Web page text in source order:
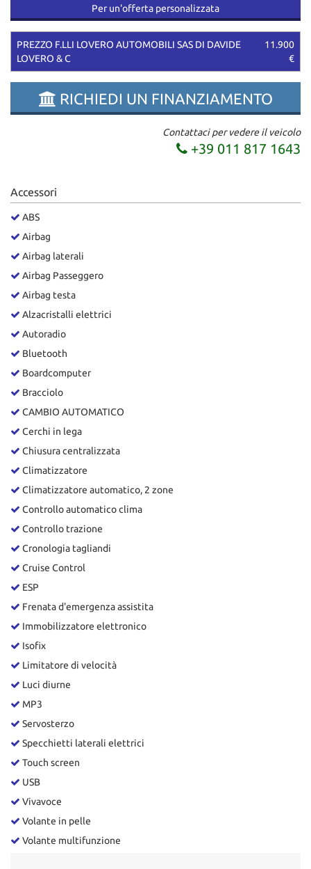
Per un'offerta personalizzata
PREZZO F.LLI LOVERO AUTOMOBILI SAS DI DAVIDE
LOVERO & C
11.900
€
RICHIEDI UN FINANZIAMENTO
Contattaci per vedere il veicolo
+39 011 817 1643
Accessori
ABS
Airbag
Airbag laterali
Airbag Passeggero
Airbag testa
Alzacristalli elettrici
Autoradio
Bluetooth
Boardcomputer
Bracciolo
CAMBIO AUTOMATICO
Cerchi in lega
Chiusura centralizzata
Climatizzatore
Climatizzatore automatico, 2 zone
Controllo automatico clima
Controllo trazione
Cronologia tagliandi
Cruise Control
ESP
Frenata d'emergenza assistita
Immobilizzatore elettronico
Isofix
Limitatore di velocità
Luci diurne
MP3
Servosterzo
Specchietti laterali elettrici
Touch screen
USB
Vivavoce
Volante in pelle
Volante multifunzione
rimanda
alla
cookie
policy.
Puoi
modificare
momento.
Cookie delle preferenze
Cookie per il miglioramento dell'esperienza utente
Cookie analitici
Cookie di marketing
Leggi
la
policy
Salva
impostazioni